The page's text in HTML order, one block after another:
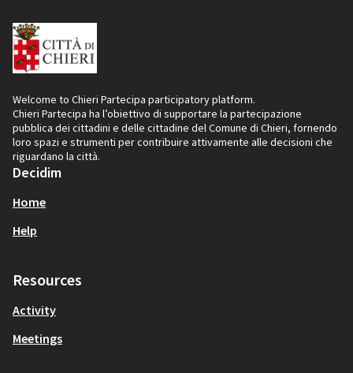
Welcome to Chieri Partecipa participatory platform.
Chieri Partecipa ha l’obiettivo di supportare la partecipazione
pubblica dei cittadini e delle cittadine del Comune di Chieri, fornendo
loro spazi e strumenti per contribuire attivamente alle decisioni che
riguardano la città.
Decidim
Home
Help
Resources
Activity
Meetings